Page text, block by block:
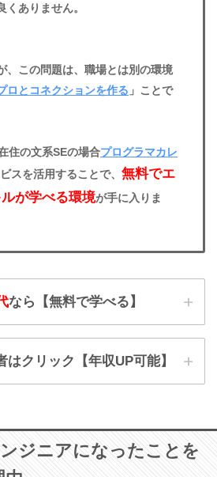
くありません。
、この問題は、職場とは別の環境
ロとコネクションを作る 」ことで
住の文系SEの場合プログラマカレ
スを活用することで、 無料でエ
が学べる環境が手に入りま
なら【無料で学べる】
ウズキャ
学べます…!!!
クリック【年収UP可能】
ジニアになったことを